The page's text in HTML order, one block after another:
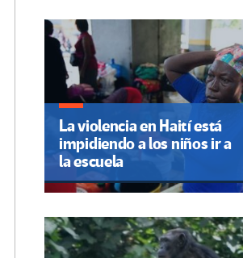
La violencia en Haití está
impidiendo a los niños ir a
la escuela